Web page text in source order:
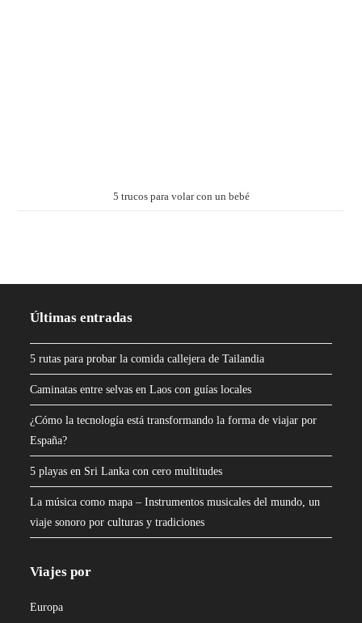
5 trucos para volar con un bebé
Últimas entradas
5 rutas para probar la comida callejera de Tailandia
Caminatas entre selvas en Laos con guías locales
¿Cómo la tecnología está transformando la forma de viajar por
España?
5 playas en Sri Lanka con cero multitudes
La música como mapa – Instrumentos musicales del mundo, un
viaje sonoro por culturas y tradiciones
Viajes por
Europa